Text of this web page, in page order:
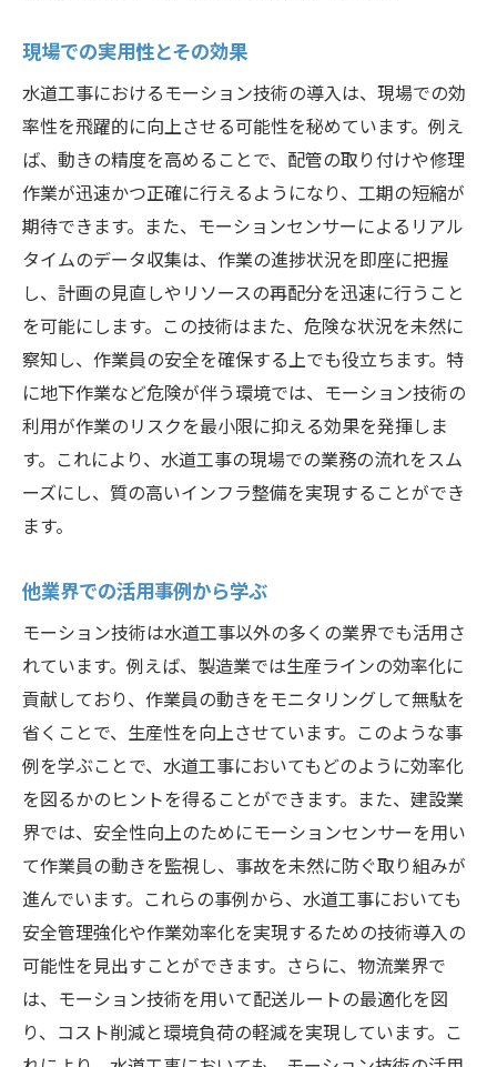
作業時間短縮の成功事例
突発的なトラブルへの迅速対応
時間短縮がもたらす経済的効果
水道工事の課題をモーション技術で解決する方
法
現場での課題特定と技術的解決策
モーション技術の導入プロセス
課題別ソリューション事例集
技術導入によるリスク管理
利便性を高めるための工夫
継続的な改善を促す技術の活用
モーション技術が水道工事に与えるインパクト
施工業界全体への影響
技術革新がもたらす新しい価値
競争力強化と市場拡大の可能性
持続可能な開発目標への貢献
水道工事におけるモーション技術の応用事例
国内外での成功事例紹介
実用化に至るまでのステップ
技術的課題とその克服方法
現場での具体的な使用例
利用者の声と技術評価
学ぶべき教訓と今後の展望
現場での実用性とその効果
水道工事におけるモーション技術の導入は、現場での効
率性を飛躍的に向上させる可能性を秘めています。例え
ば、動きの精度を高めることで、配管の取り付けや修理
作業が迅速かつ正確に行えるようになり、工期の短縮が
期待できます。また、モーションセンサーによるリアル
タイムのデータ収集は、作業の進捗状況を即座に把握
し、計画の見直しやリソースの再配分を迅速に行うこと
を可能にします。この技術はまた、危険な状況を未然に
察知し、作業員の安全を確保する上でも役立ちます。特
に地下作業など危険が伴う環境では、モーション技術の
利用が作業のリスクを最小限に抑える効果を発揮しま
す。これにより、水道工事の現場での業務の流れをスム
ーズにし、質の高いインフラ整備を実現することができ
ます。
他業界での活用事例から学ぶ
モーション技術は水道工事以外の多くの業界でも活用さ
れています。例えば、製造業では生産ラインの効率化に
貢献しており、作業員の動きをモニタリングして無駄を
省くことで、生産性を向上させています。このような事
例を学ぶことで、水道工事においてもどのように効率化
を図るかのヒントを得ることができます。また、建設業
界では、安全性向上のためにモーションセンサーを用い
て作業員の動きを監視し、事故を未然に防ぐ取り組みが
進んでいます。これらの事例から、水道工事においても
安全管理強化や作業効率化を実現するための技術導入の
可能性を見出すことができます。さらに、物流業界で
は、モーション技術を用いて配送ルートの最適化を図
り、コスト削減と環境負荷の軽減を実現しています。こ